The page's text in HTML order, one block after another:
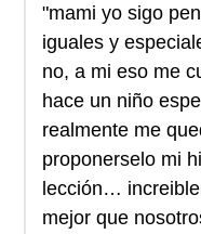
"mami yo sigo
iguales y
no, a mi eso me
hace un niño
realmente me
proponerselo mi
lección…
mejor que